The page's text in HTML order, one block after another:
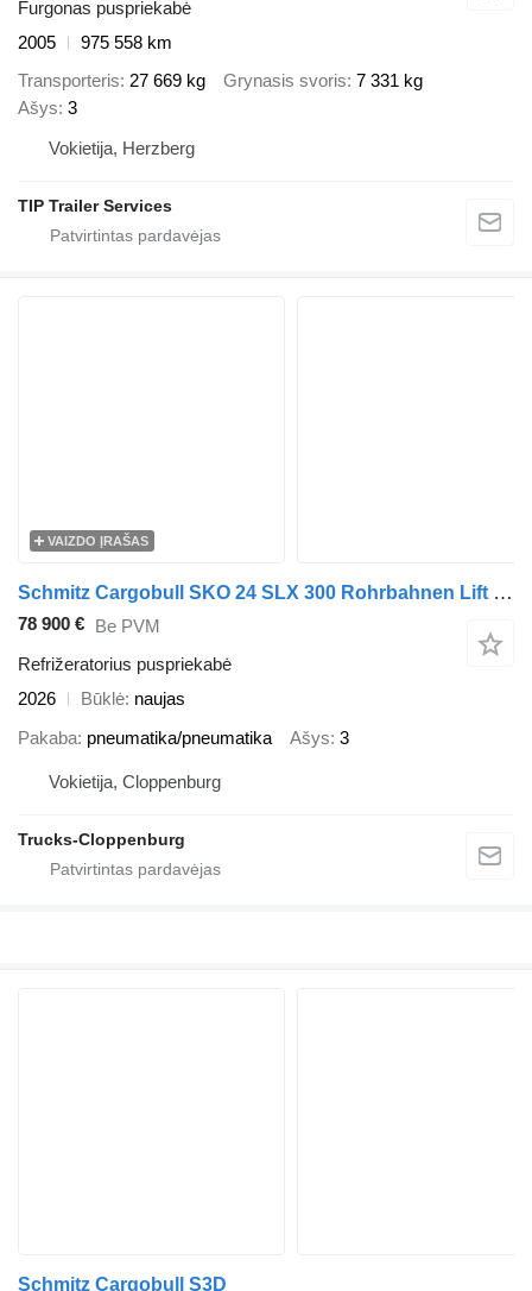
Furgonas puspriekabė
2005
975 558 km
Transporteris 27 669 kg Grynasis svoris 7 331 kg
Ašys 3
Vokietija, Herzberg
TIP Trailer Services
VAIZDO ĮRAŠAS
Schmitz Cargobull SKO 24 SLX 300 Rohrbahnen Lift Neu!
78 900 € Be PVM
Refrižeratorius puspriekabė
2026
Būklė naujas
Pakaba pneumatika/pneumatika Ašys 3
Vokietija, Cloppenburg
Trucks-Cloppenburg
Schmitz Cargobull S3D